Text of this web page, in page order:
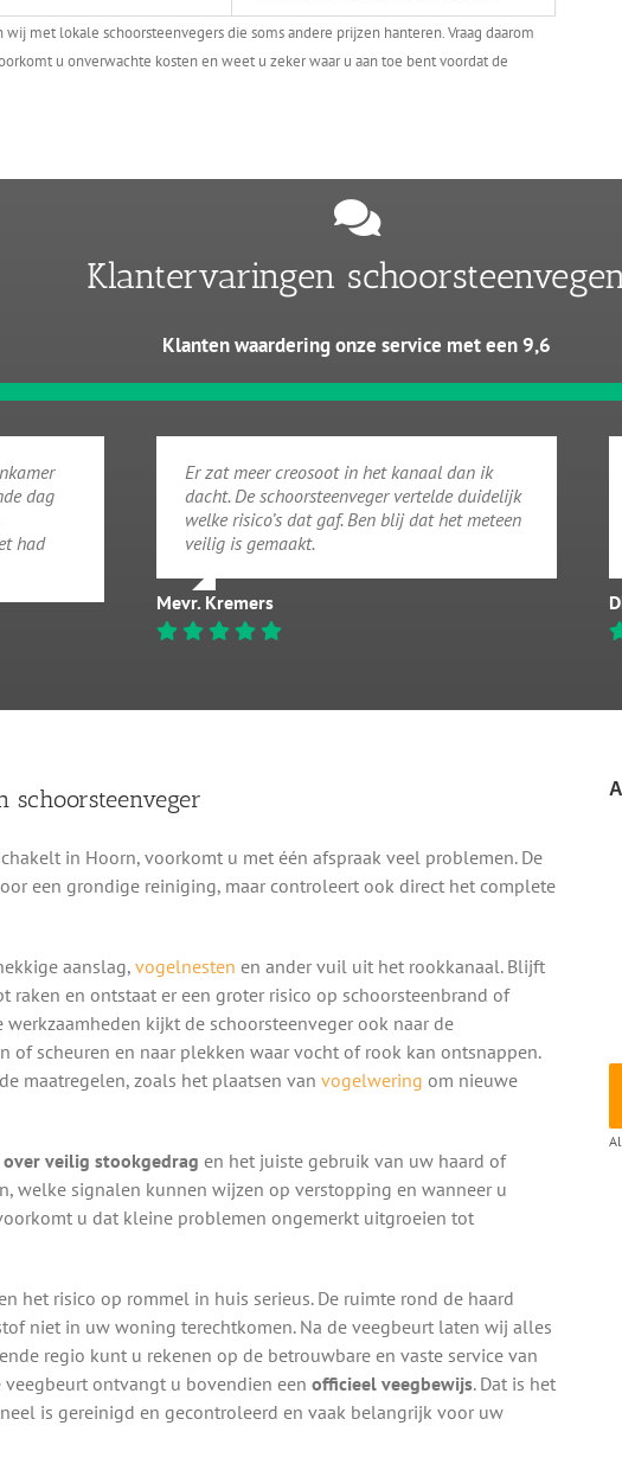
met lokale schoorsteenvegers die soms andere prijzen hanteren. Vraag daarom
u onverwachte kosten en weet u zeker waar u aan toe bent voordat de
Klantervaringen
Klanten waardering onze service met een 9,6
dag
had
Er zat meer creosoot in het kanaal dan ik
dacht. De schoorsteenveger vertelde duidelijk
welke risico’s dat gaf. Ben blij dat het meteen
veilig is gemaakt.
Mevr. Kremers
schoorsteenveger
in Hoorn, voorkomt u met één afspraak veel problemen. De
een grondige reiniging, maar controleert ook direct het complete
aanslag, vogelnesten en ander vuil uit het rookkanaal. Blijft
raken en ontstaat er een groter risico op schoorsteenbrand of
kijkt de schoorsteenveger ook naar de
of scheuren en naar plekken waar vocht of rook kan ontsnappen.
maatregelen, zoals het plaatsen van vogelwering om nieuwe
over veilig stookgedrag en het juiste gebruik van uw haard of
welke signalen kunnen wijzen op verstopping en wanneer u
u dat kleine problemen ongemerkt uitgroeien tot
het risico op rommel in huis serieus. De ruimte rond de haard
niet in uw woning terechtkomen. Na de veegbeurt laten wij alles
regio kunt u rekenen op de betrouwbare en vaste service van
veegbeurt ontvangt u bovendien een officieel veegbewijs. Dat is het
is gereinigd en gecontroleerd en vaak belangrijk voor uw